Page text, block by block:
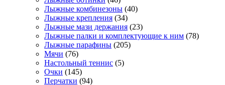
Лыжные комбинезоны (40)
Лыжные крепления (34)
Лыжные мази держания (23)
Лыжные палки и комплектующие к ним (78)
Лыжные парафины (205)
Мячи (76)
Настольный теннис (5)
Очки (145)
Перчатки (94)